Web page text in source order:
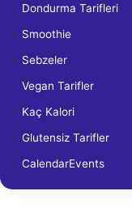
Dondurma Tarifleri
Smoothie
Sebzeler
Vegan Tarifler
Kaç Kalori
Glutensiz Tarifler
CalendarEvents